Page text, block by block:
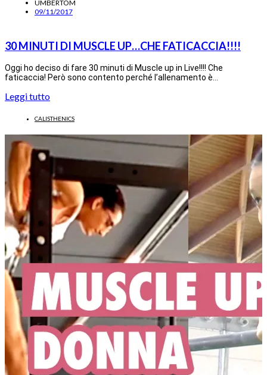
UMBERTOM
09/11/2017
30 MINUTI DI MUSCLE UP…CHE FATICACCIA!!!!
Oggi ho deciso di fare 30 minuti di Muscle up in Live!!!! Che
faticaccia! Però sono contento perché l’allenamento è…
Leggi tutto
CALISTHENICS